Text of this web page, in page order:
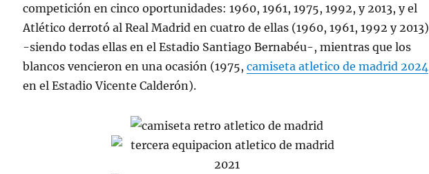
competición en cinco oportunidades: 1960, 1961, 1975, 1992, y 2013, y el
Atlético derrotó al Real Madrid en cuatro de ellas (1960, 1961, 1992 y 2013)
-siendo todas ellas en el Estadio Santiago Bernabéu-, mientras que los
blancos vencieron en una ocasión (1975, camiseta atletico de madrid 2024
en el Estadio Vicente Calderón).